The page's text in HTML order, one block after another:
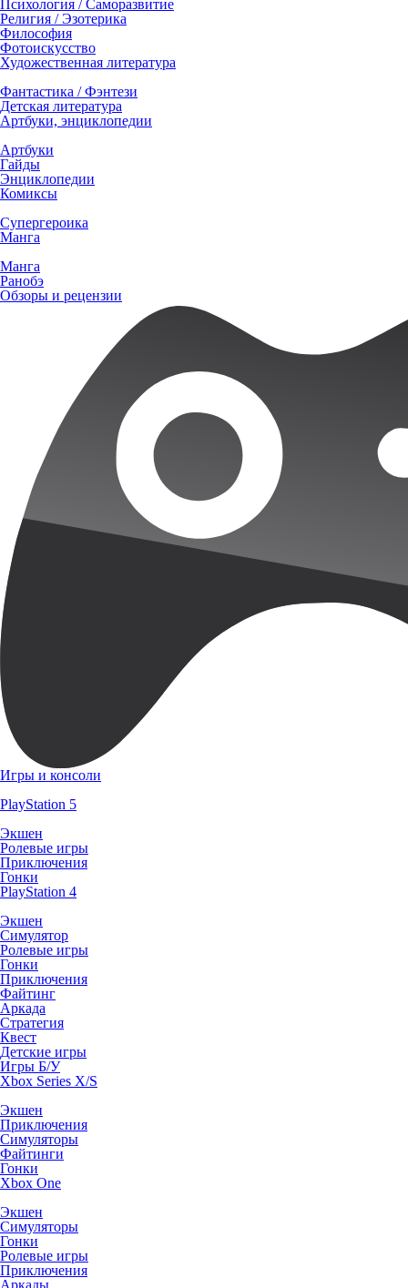
Психология / Саморазвитие
Религия / Эзотерика
Философия
Фотоискусство
Художественная литература
Фантастика / Фэнтези
Детская литература
Артбуки, энциклопедии
Артбуки
Гайды
Энциклопедии
Комиксы
Супергероика
Манга
Манга
Ранобэ
Обзоры и рецензии
Игры и консоли
PlayStation 5
Экшен
Ролевые игры
Приключения
Гонки
PlayStation 4
Экшен
Симулятор
Ролевые игры
Гонки
Приключения
Файтинг
Аркада
Стратегия
Квест
Детские игры
Игры Б/У
Xbox Series X/S
Экшен
Приключения
Симуляторы
Файтинги
Гонки
Xbox One
Экшен
Симуляторы
Гонки
Ролевые игры
Приключения
Аркады